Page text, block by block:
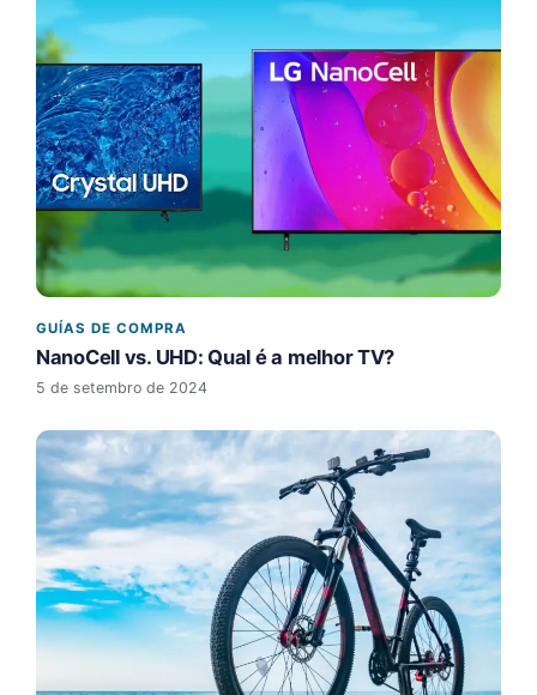
GUÍAS DE COMPRA
NanoCell vs. UHD: Qual é a melhor TV?
5 de setembro de 2024